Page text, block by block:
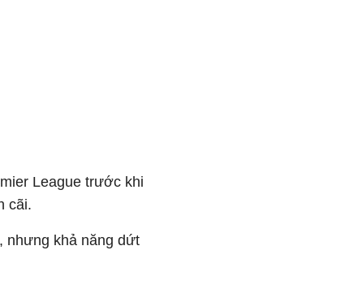
League trước khi
cãi.
nhưng khả năng dứt